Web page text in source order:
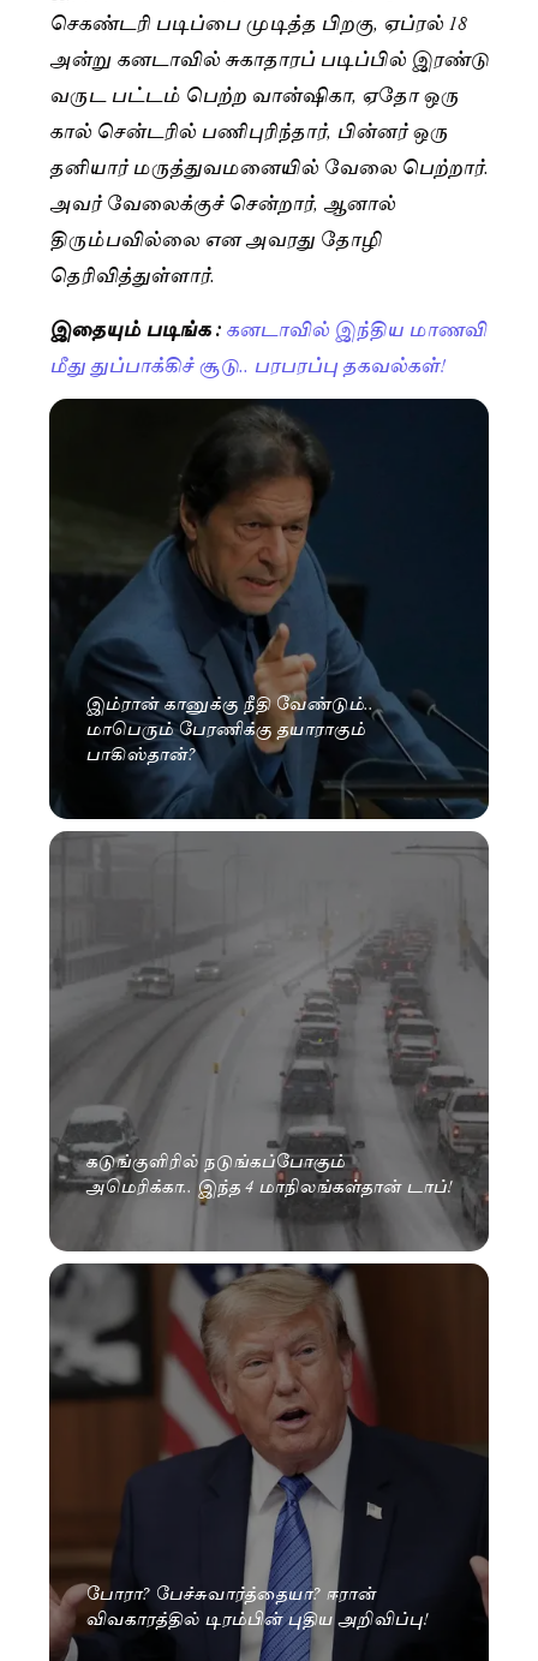
செகண்டரி படிப்பை முடித்த பிறகு, ஏப்ரல் 18
அன்று கனடாவில் சுகாதாரப் படிப்பில் இரண்டு
வருட பட்டம் பெற்ற வான்ஷிகா, ஏதோ ஒரு
கால் சென்டரில் பணிபுரிந்தார், பின்னர் ஒரு
தனியார் மருத்துவமனையில் வேலை பெற்றார்.
அவர் வேலைக்குச் சென்றார், ஆனால்
திரும்பவில்லை என அவரது தோழி
தெரிவித்துள்ளார்.
இதையும் படிங்க :கனடாவில் இந்திய மாணவி
மீது துப்பாக்கிச் சூடு.. பரபரப்பு தகவல்கள்!
இம்ரான் கானுக்கு நீதி வேண்டும்..
மாபெரும் பேரணிக்கு தயாராகும்
பாகிஸ்தான்?
கடுங்குளிரில் நடுங்கப்போகும்
அமெரிக்கா.. இந்த 4 மாநிலங்கள்தான் டாப்!
போரா? பேச்சுவார்த்தையா? ஈரான்
விவகாரத்தில் டிரம்பின் புதிய அறிவிப்பு!